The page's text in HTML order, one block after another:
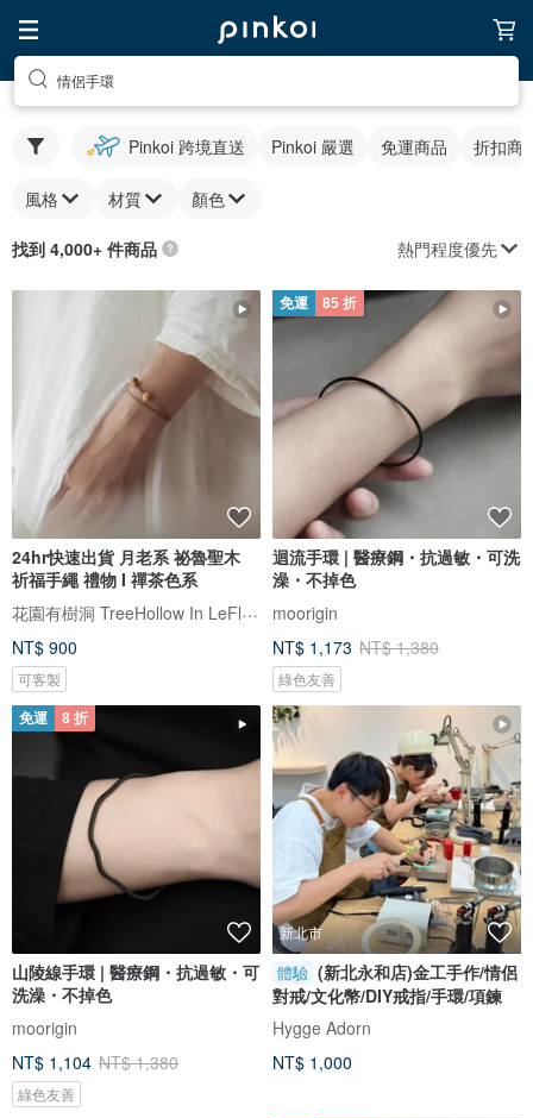
情侶手環
Pinkoi 跨境直送 Pinkoi 嚴選 免運商品 折扣商
風格 材質 顏色
找到 4,000+ 件商品 熱門程度優先
24hr快速出貨 月老系 祕魯聖木
祈福手繩 禮物 I 禪茶色系
花園有樹洞 TreeHollow In LeFlowers
NT$ 900
可客製
免運 85 折
迴流手環 | 醫療鋼・抗過敏・可洗
澡・不掉色
moorigin
NT$ 1,173 NT$ 1,380
綠色友善
免運 8 折
山陵線手環 | 醫療鋼・抗過敏・可
洗澡・不掉色
moorigin
NT$ 1,104 NT$ 1,380
綠色友善
新北市
體驗 (新北永和店)金工手作/情侶
對戒/文化幣/DIY戒指/手環/項鍊
Hygge Adorn
NT$ 1,000